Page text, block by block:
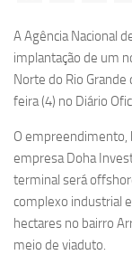
A Agência Nacional
implantação de um
Norte do Rio
feira (4) no Diário
O empreendimento,
empresa Doha
terminal será
complexo industrial
hectares no bairro
meio de viaduto.